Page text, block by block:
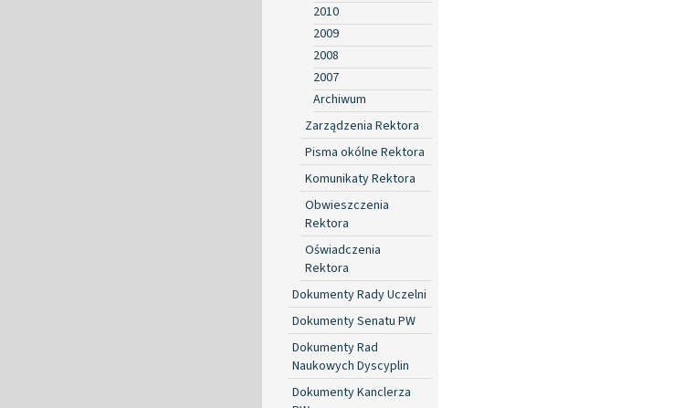
2010
2009
2008
2007
Archiwum
Zarządzenia Rektora
Pisma okólne Rektora
Komunikaty Rektora
Obwieszczenia
Rektora
Oświadczenia
Rektora
Dokumenty Rady Uczelni
Dokumenty Senatu PW
Dokumenty Rad
Naukowych Dyscyplin
Dokumenty Kanclerza